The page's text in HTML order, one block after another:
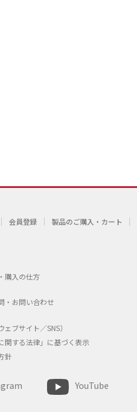
会員登録 製品のご購入・カート
購入の仕方
・お問い合わせ
ェブサイト／SNS）
関する法律」に基づく表示
針
YouTube